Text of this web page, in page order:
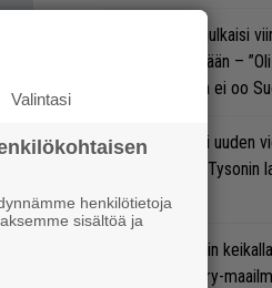
Marko Annala julkaisi
soolodebyytiltään –
tällaista musaa ei oo
Anthrax julkaisi uuden
biisillään Mike Tysonin
viisautta
Guns N’ Rosesin
suoraan country-
Valintasi
henkilötietoja
sisältöä ja